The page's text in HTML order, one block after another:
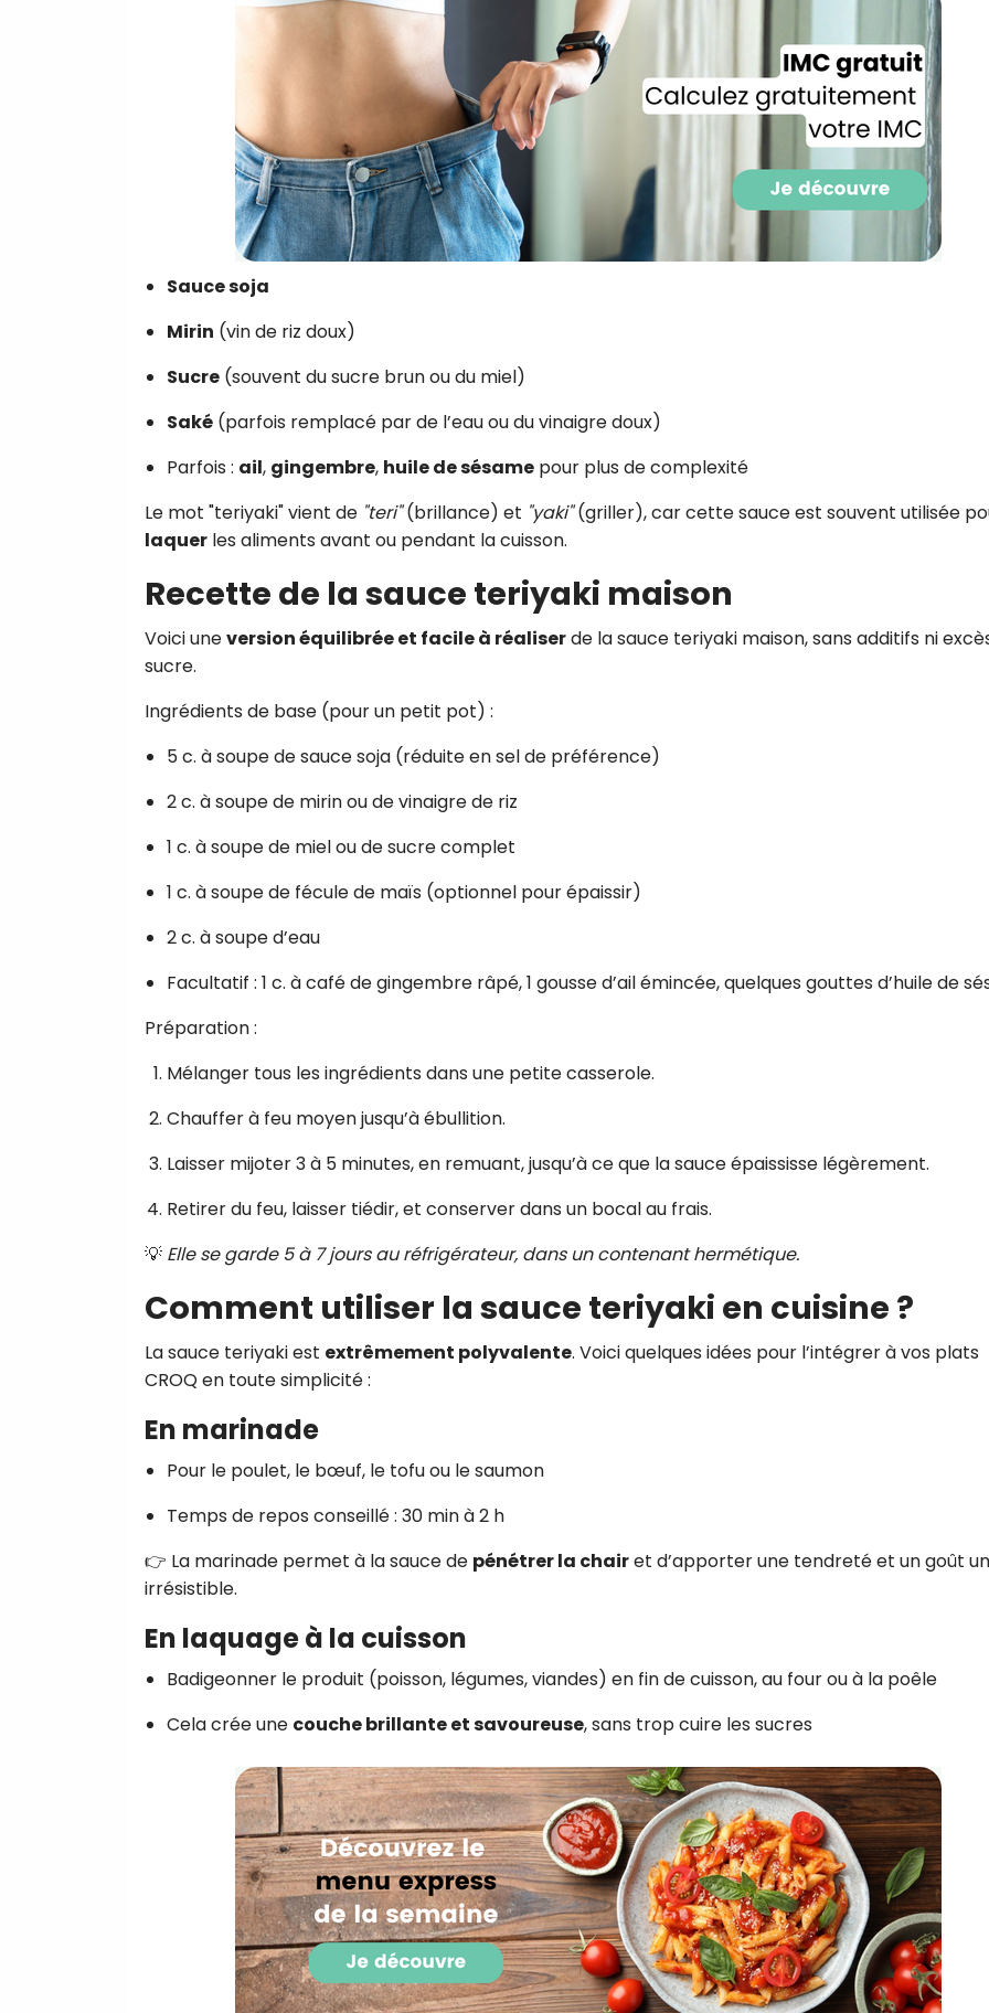
Sauce soja
Mirin (vin de riz doux)
Sucre (souvent du sucre brun ou du miel)
Saké (parfois remplacé par de l’eau ou du vinaigre doux)
Parfois : ail, gingembre, huile de sésame pour plus de complexité
Le mot "teriyaki" vient de "teri"(brillance) et "yaki"(griller), car cette sauce est souvent utilisée
laquer les aliments avant ou pendant la cuisson.
Recette de la sauce teriyaki maison
Voici uneversion équilibrée et facile à réaliserde la sauce teriyaki maison, sans additifs ni
sucre.
Ingrédients de base (pour un petit pot) :
5 c. à soupe de sauce soja (réduite en sel de préférence)
2 c. à soupe de mirin ou de vinaigre de riz
1 c. à soupe de miel ou de sucre complet
1 c. à soupe de fécule de maïs (optionnel pour épaissir)
2 c. à soupe d’eau
Facultatif : 1 c. à café de gingembre râpé, 1 gousse d’ail émincée, quelques gouttes d’huile de
Préparation :
Mélanger tous les ingrédients dans une petite casserole.
Chauffer à feu moyen jusqu’à ébullition.
Laisser mijoter 3 à 5 minutes, en remuant, jusqu’à ce que la sauce épaississe légèrement.
Retirer du feu, laisser tiédir, et conserver dans un bocal au frais.
💡 Elle se garde 5 à 7 jours au réfrigérateur, dans un contenant hermétique.
Comment utiliser la sauce teriyaki en cuisine ?
La sauce teriyaki est extrêmement polyvalente. Voici quelques idées pour l’intégrer à vos plats
CROQ en toute simplicité :
En marinade
Pour le poulet, le bœuf, le tofu ou le saumon
Temps de repos conseillé : 30 min à 2 h
👉 La marinade permet à la sauce de pénétrer la chairet d’apporter une tendreté et un goût
irrésistible.
En laquage à la cuisson
Badigeonner le produit (poisson, légumes, viandes) en fin de cuisson, au four ou à la poêle
Cela crée une couche brillante et savoureuse, sans trop cuire les sucres
Ainsi que la newsletter
Je consens à ce que la société
Prisma Players analyse le taux
des courriels pour mesurer et
performances des campagnes.
pourrons savoir si vous ouvrez les
l'heure à laquelle vous le faites ainsi
désabonnement intégré dans la newsletter. Pour en
exercer vos droits, prenez connaissance de notre